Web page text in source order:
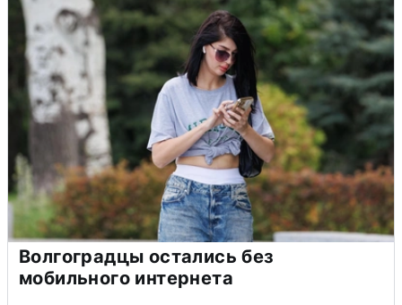
Волгоградцы остались без
мобильного интернета